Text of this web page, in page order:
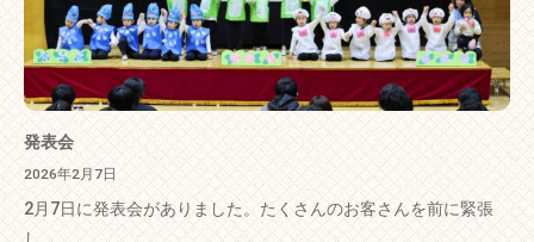
発表会
2026年2月7日
2月7日に発表会がありました。たくさんのお客さんを前に緊張
し...